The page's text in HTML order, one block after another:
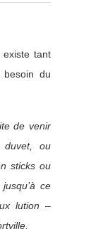
existe tant
du
de venir
duvet, ou
sticks ou
ce
lution –